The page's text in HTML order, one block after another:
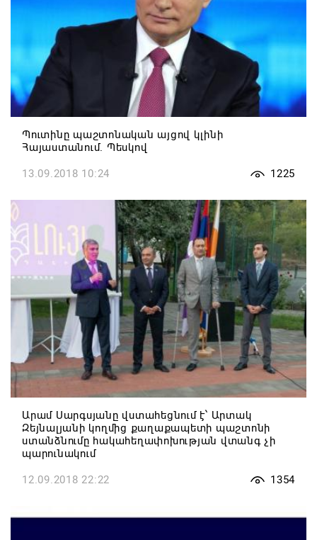
Պուտինը պաշտոնական այցով կլինի
Հայաստանում. Պեսկով
13.09.2018 10:24 1225
Արամ Սարգսյանը վստահեցնում է՝ Արտակ
Զեյնալյանի կողմից քաղաքապետի պաշտոնի
ստանձնումը հակահեղափոխության վտանգ չի
պարունակում
12.09.2018 22:22 1354